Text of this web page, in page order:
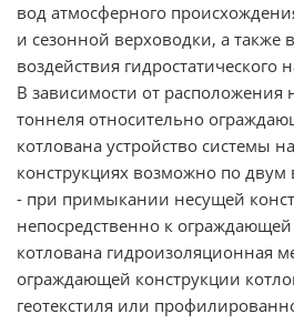
вод атмосферного
и сезонной верховодки, а также
воздействия
В зависимости от расположения
тоннеля относительно
котлована устройство системы
конструкциях возможно по двум
- при примыкании несущей
непосредственно к
котлована гидроизоляционная
ограждающей конструкции
геотекстиля или